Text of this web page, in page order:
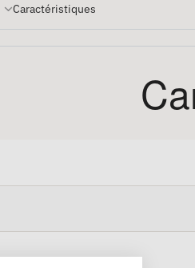
Caractéristiques